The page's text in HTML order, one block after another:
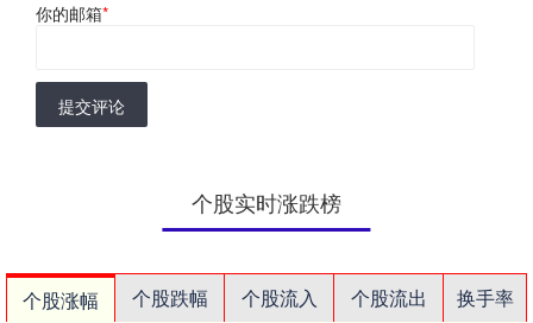
你的邮箱*
提交评论
个股实时涨跌榜
个股涨幅 个股跌幅 个股流入 个股流出
换手率